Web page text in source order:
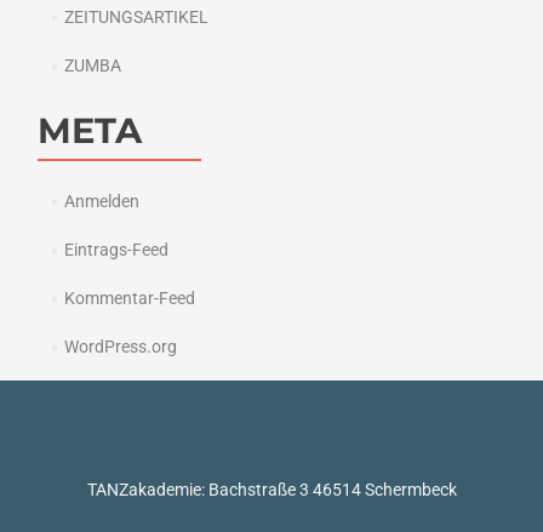
ZEITUNGSARTIKEL
ZUMBA
META
Anmelden
Eintrags-Feed
Kommentar-Feed
WordPress.org
TANZakademie: Bachstraße 3 46514 Schermbeck